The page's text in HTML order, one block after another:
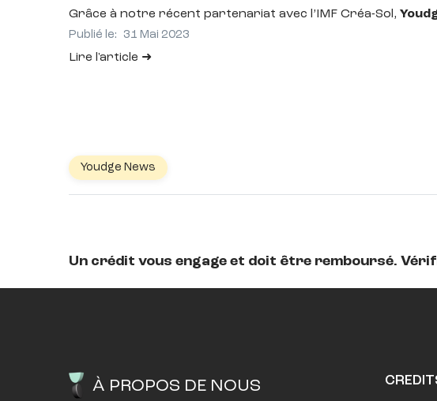
Grâce à notre récent partenariat avec l’IMF Créa-Sol,
Publié le: 31 Mai 2023
Lire l'article
Youdge News
Un crédit vous engage et doit être remboursé.
À PROPOS DE NOUS